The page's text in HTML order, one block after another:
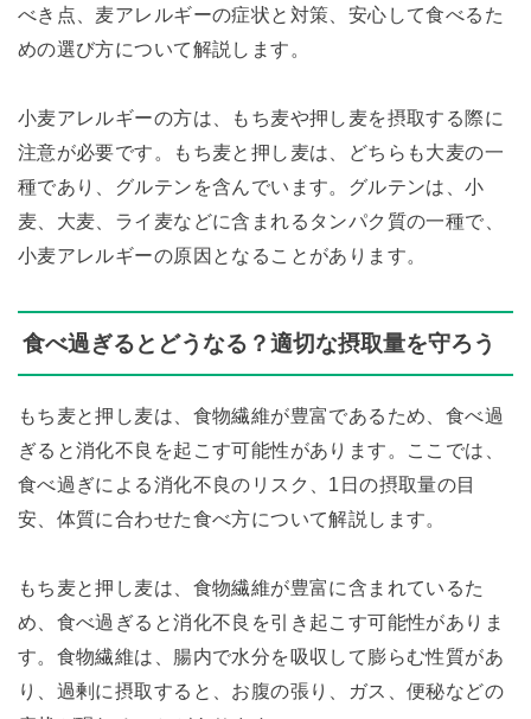
べき点、麦アレルギーの症状と対策、安心して食べるた
めの選び方について解説します。
小麦アレルギーの方は、もち麦や押し麦を摂取する際に
注意が必要です。もち麦と押し麦は、どちらも大麦の一
種であり、グルテンを含んでいます。グルテンは、小
麦、大麦、ライ麦などに含まれるタンパク質の一種で、
小麦アレルギーの原因となることがあります。
食べ過ぎるとどうなる？適切な摂取量を守ろう
もち麦と押し麦は、食物繊維が豊富であるため、食べ過
ぎると消化不良を起こす可能性があります。ここでは、
食べ過ぎによる消化不良のリスク、1日の摂取量の目
安、体質に合わせた食べ方について解説します。
もち麦と押し麦は、食物繊維が豊富に含まれているた
め、食べ過ぎると消化不良を引き起こす可能性がありま
す。食物繊維は、腸内で水分を吸収して膨らむ性質があ
り、過剰に摂取すると、お腹の張り、ガス、便秘などの